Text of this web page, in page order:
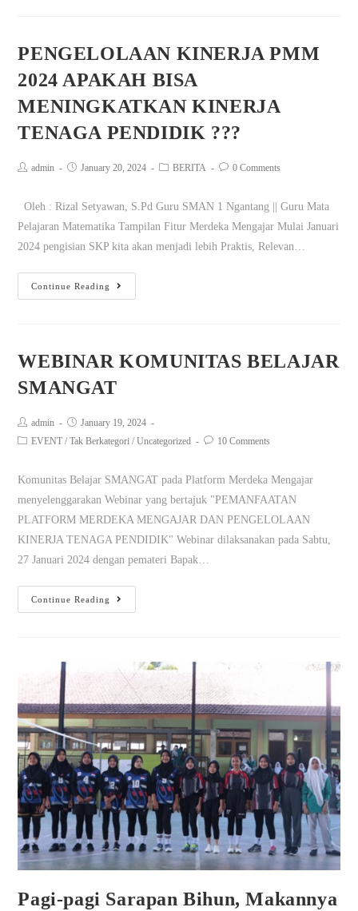
PENGELOLAAN KINERJA PMM
2024 APAKAH BISA
MENINGKATKAN KINERJA
TENAGA PENDIDIK ???
admin January 20, 2024 BERITA 0 Comments
Oleh : Rizal Setyawan, S.Pd Guru SMAN 1 Ngantang || Guru Mata
Pelajaran Matematika Tampilan Fitur Merdeka Mengajar Mulai Januari
2024 pengisian SKP kita akan menjadi lebih Praktis, Relevan…
Continue Reading
WEBINAR KOMUNITAS BELAJAR
SMANGAT
admin
January 19, 2024
EVENT / Tak Berkategori / Uncategorized 10 Comments
Komunitas Belajar SMANGAT pada Platform Merdeka Mengajar
menyelenggarakan Webinar yang bertajuk "PEMANFAATAN
PLATFORM MERDEKA MENGAJAR DAN PENGELOLAAN
KINERJA TENAGA PENDIDIK" Webinar dilaksanakan pada Sabtu,
27 Januari 2024 dengan pemateri Bapak…
Continue Reading
Pagi-pagi Sarapan Bihun, Makannya